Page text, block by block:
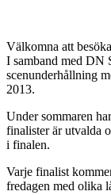
Välkomna att
I samband med DN
scenunderhållning
2013.
Under sommaren
finalister är utvalda
i finalen.
Varje finalist
fredagen med olika